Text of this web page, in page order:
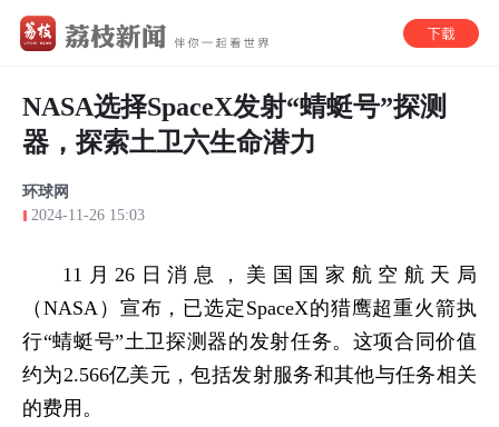
NASA选择SpaceX发射“蜻蜓号”探测
器，探索土卫六生命潜力
环球网
2024-11-26 15:03
11月26日消息，美国国家航空航天局
（NASA）宣布，已选定SpaceX的猎鹰超重火箭执
行“蜻蜓号”土卫探测器的发射任务。这项合同价值
约为2.566亿美元，包括发射服务和其他与任务相关
的费用。